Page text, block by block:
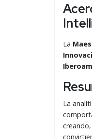
La
La